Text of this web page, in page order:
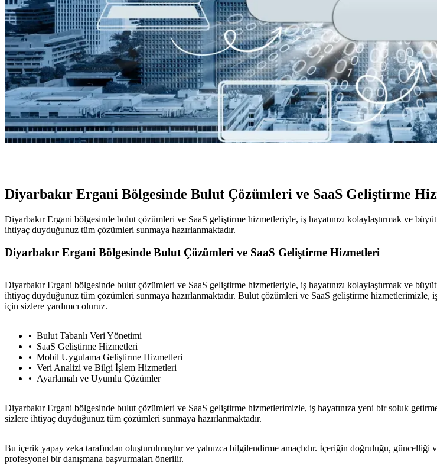
Diyarbakır Ergani Bölgesinde Bulut Çözümleri ve SaaS Geliştirme
Diyarbakır Ergani bölgesinde bulut çözümleri ve SaaS geliştirme hizmetleriyle, iş hayatınızı kolaylaştırmak ve
ihtiyaç duyduğunuz tüm çözümleri sunmaya hazırlanmaktadır.
Diyarbakır Ergani Bölgesinde Bulut Çözümleri ve SaaS Geliştirme Hizmetleri
Diyarbakır Ergani bölgesinde bulut çözümleri ve SaaS geliştirme hizmetleriyle, iş hayatınızı kolaylaştırmak ve
ihtiyaç duyduğunuz tüm çözümleri sunmaya hazırlanmaktadır. Bulut çözümleri ve SaaS geliştirme
için sizlere yardımcı oluruz.
Bulut Tabanlı Veri Yönetimi
SaaS Geliştirme Hizmetleri
Mobil Uygulama Geliştirme Hizmetleri
Veri Analizi ve Bilgi İşlem Hizmetleri
Ayarlamalı ve Uyumlu Çözümler
Diyarbakır Ergani bölgesinde bulut çözümleri ve SaaS geliştirme hizmetlerimizle, iş hayatınıza yeni bir soluk
sizlere ihtiyaç duyduğunuz tüm çözümleri sunmaya hazırlanmaktadır.
Bu içerik yapay zeka tarafından oluşturulmuştur ve yalnızca bilgilendirme amaçlıdır. İçeriğin doğruluğu,
profesyonel bir danışmana başvurmaları önerilir.